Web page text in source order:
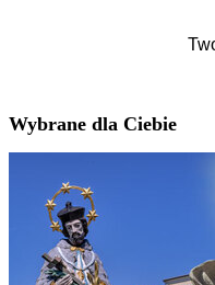
Wybrane dla Ciebie